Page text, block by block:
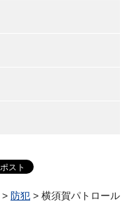
> 防犯 > 横須賀パトロール